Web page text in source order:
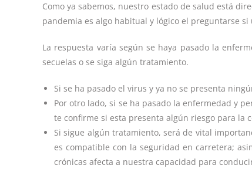
Como ya sabemos, nuestro estado de salud está
pandemia es algo habitual y lógico el preguntarse
La respuesta varía según se haya pasado la
secuelas o se siga algún tratamiento.
Si se ha pasado el virus y ya no se presenta
Por otro lado, si se ha pasado la enfermedad y
te confirme si esta presenta algún riesgo para la
Si sigue algún tratamiento, será de vital
es compatible con la seguridad en carretera;
crónicas afecta a nuestra capacidad para